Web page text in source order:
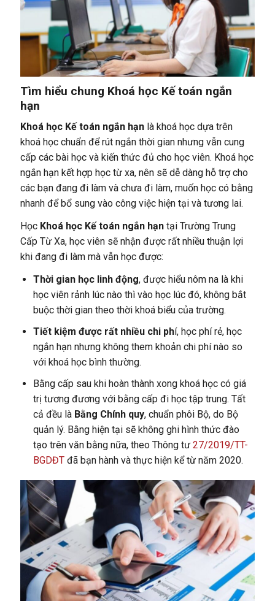
Tìm hiểu chung Khoá học Kế toán ngắn
hạn
Khoá học Kế toán ngắn hạnlà khoá học dựa trên
khoá học chuẩn để rút ngắn thời gian nhưng vẫn cung
cấp các bài học và kiến thức đủ cho học viên. Khoá học
ngắn hạn kết hợp học từ xa, nên sẽ dễ dàng hỗ trợ cho
các bạn đang đi làm và chưa đi làm, muốn học có bằng
nhanh để bổ sung vào công việc hiện tại và tương lai.
Học Khoá học Kế toán ngắn hạntại Trường Trung
Cấp Từ Xa, học viên sẽ nhận được rất nhiều thuận lợi
khi đang đi làm mà vẫn học được:
Thời gian học linh động, được hiểu nôm na là khi
học viên rảnh lúc nào thì vào học lúc đó, không bắt
buộc thời gian theo thời khoá biểu của trường.
Tiết kiệm được rất nhiều chi phí, học phí rẻ, học
ngắn hạn nhưng không them khoản chi phí nào so
với khoá học bình thường.
Bằng cấp sau khi hoàn thành xong khoá học có giá
trị tương đương với bằng cấp đi học tập trung. Tất
cả đều là Bằng Chính quy, chuẩn phôi Bộ, do Bộ
quản lý. Bằng hiện tại sẽ không ghi hình thức đào
tạo trên văn bằng nữa, theo Thông tư 27/2019/TT-
BGDĐTđã bạn hành và thực hiện kể từ năm 2020.